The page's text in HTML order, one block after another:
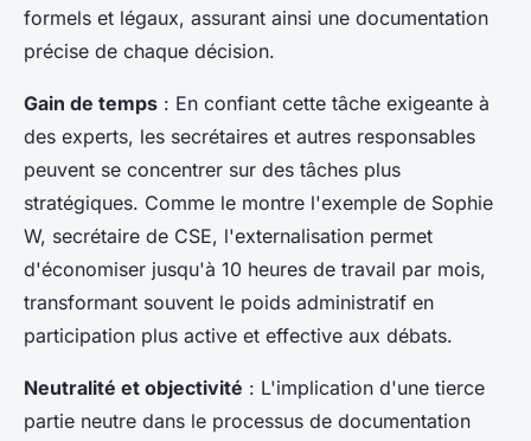
formels et légaux, assurant ainsi une documentation
précise de chaque décision.
Gain de temps : En confiant cette tâche exigeante à
des experts, les secrétaires et autres responsables
peuvent se concentrer sur des tâches plus
stratégiques. Comme le montre l'exemple de Sophie
W, secrétaire de CSE, l'externalisation permet
d'économiser jusqu'à 10 heures de travail par mois,
transformant souvent le poids administratif en
participation plus active et effective aux débats.
Neutralité et objectivité : L'implication d'une tierce
partie neutre dans le processus de documentation